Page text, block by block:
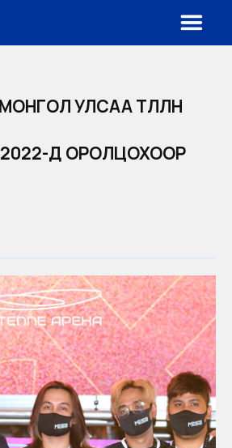
УЛСАА ТӨЛӨӨЛӨН
2022-Д ОРОЛЦОХООР